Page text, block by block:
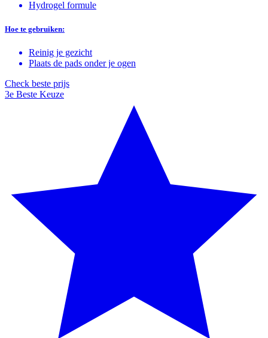
Hydrogel formule
Hoe te gebruiken:
Reinig je gezicht
Plaats de pads onder je ogen
Check beste prijs
3e Beste Keuze